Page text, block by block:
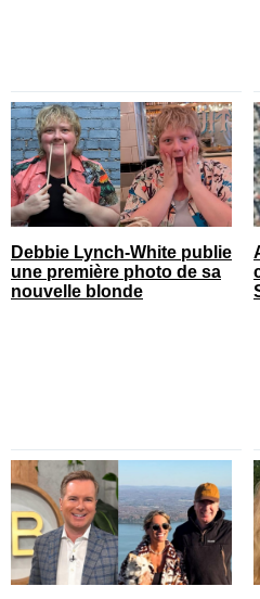
Debbie Lynch-White publie
une première photo de sa
nouvelle blonde